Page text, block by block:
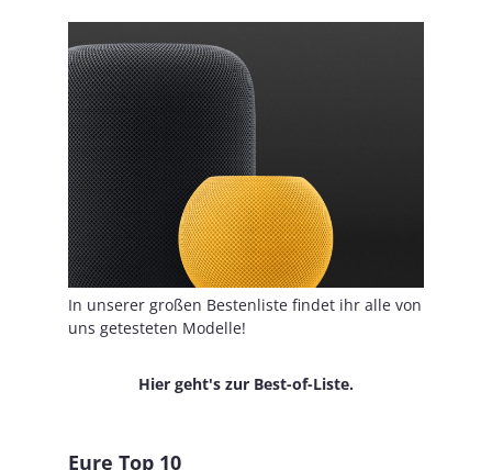
In unserer großen Bestenliste findet ihr alle von
uns getesteten Modelle!
Hier geht's zur Best-of-Liste.
Eure Top 10